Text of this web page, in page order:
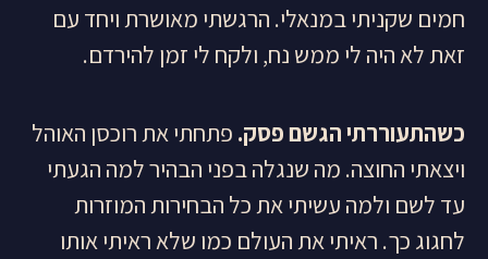
חמים שקניתי במנאלי. הרגשתי מאושרת ויחד עם
זאת לא היה לי ממש נח, ולקח לי זמן להירדם.
כשהתעוררתי הגשם פסק. פתחתי את רוכסן האוהל
ויצאתי החוצה. מה שנגלה בפני הבהיר למה הגעתי
עד לשם ולמה עשיתי את כל הבחירות המוזרות
לחגוג כך. ראיתי את העולם כמו שלא ראיתי אותו